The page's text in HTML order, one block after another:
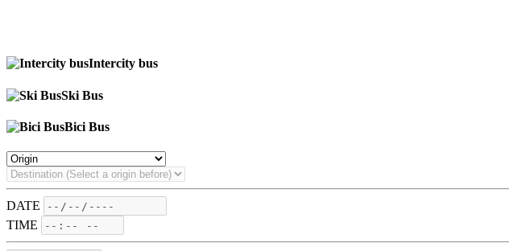
Intercity bus
Ski Bus
Bici Bus
DATE
TIME